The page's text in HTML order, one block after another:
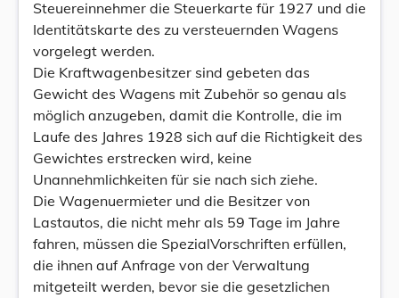
Steuereinnehmer die Steuerkarte für 1927 und die
Identitätskarte des zu versteuernden Wagens
vorgelegt werden.
Die Kraftwagenbesitzer sind gebeten das
Gewicht des Wagens mit Zubehör so genau als
möglich anzugeben, damit die Kontrolle, die im
Laufe des Jahres 1928 sich auf die Richtigkeit des
Gewichtes erstrecken wird, keine
Unannehmlichkeiten für sie nach sich ziehe.
Die Wagenuermieter und die Besitzer von
Lastautos, die nicht mehr als 59 Tage im Jahre
fahren, müssen die SpezialVorschriften erfüllen,
die ihnen auf Anfrage von der Verwaltung
mitgeteilt werden, bevor sie die gesetzlichen